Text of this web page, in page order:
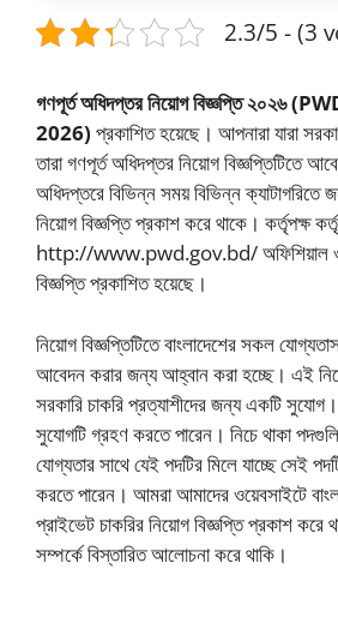
2.3/5 - (3
গণপূর্ত অধিদপ্তর নিয়োগ বিজ্ঞপ্তি ২০২৬
2026) প্রকাশিত হয়েছে। আপনারা যারা
তারা গণপূর্ত অধিদপ্তর নিয়োগ বিজ্ঞপ্তিটিতে
অধিদপ্তরে বিভিন্ন সময় বিভিন্ন ক্যাটাগরিতে
নিয়োগ বিজ্ঞপ্তি প্রকাশ করে থাকে। কর্তৃপক্ষ
http://www.pwd.gov.bd/ অফিশিয়াল
বিজ্ঞপ্তি প্রকাশিত হয়েছে।
নিয়োগ বিজ্ঞপ্তিটিতে বাংলাদেশের সকল
আবেদন করার জন্য আহ্বান করা হচ্ছে। এই
সরকারি চাকরি প্রত্যাশীদের জন্য একটি
সুযোগটি গ্রহণ করতে পারেন। নিচে থাকা
যোগ্যতার সাথে যেই পদটির মিলে যাচ্ছে সেই
করতে পারেন। আমরা আমাদের ওয়েবসাইটে
প্রাইভেট চাকরির নিয়োগ বিজ্ঞপ্তি প্রকাশ করে
সম্পর্কে বিস্তারিত আলোচনা করে থাকি।